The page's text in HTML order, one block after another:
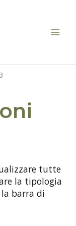
tutte
la tipologia
barra di